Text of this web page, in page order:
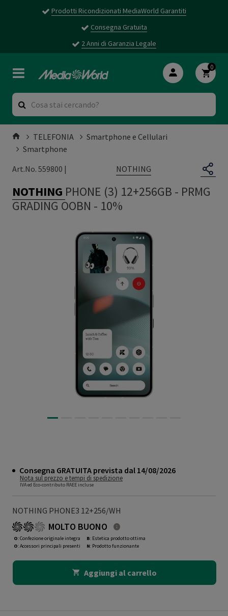
Prodotti Ricondizionati MediaWorld Garantiti
Consegna Gratuita
2 Anni di Garanzia Legale
0
TELEFONIA
Smartphone e Cellulari
Smartphone
Art.No. 559800 |
NOTHING
NOTHING PHONE (3) 12+256GB - PRMG
GRADING OOBN - 10%
Consegna GRATUITA prevista dal 14/08/2026
Nota sul prezzo e tempi di spedizione
IVA ed Eco-contributo RAEE incluse
NOTHING PHONE3 12+256/WH
MOLTO BUONO
O: Confezione originale integra
O: Accessori principali presenti
B: Estetica prodotto ottima
N: Prodotto funzionante
Aggiungi al carrello